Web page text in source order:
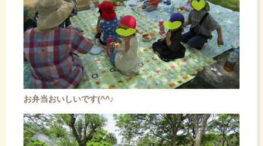
お弁当おいしいです(^^♪